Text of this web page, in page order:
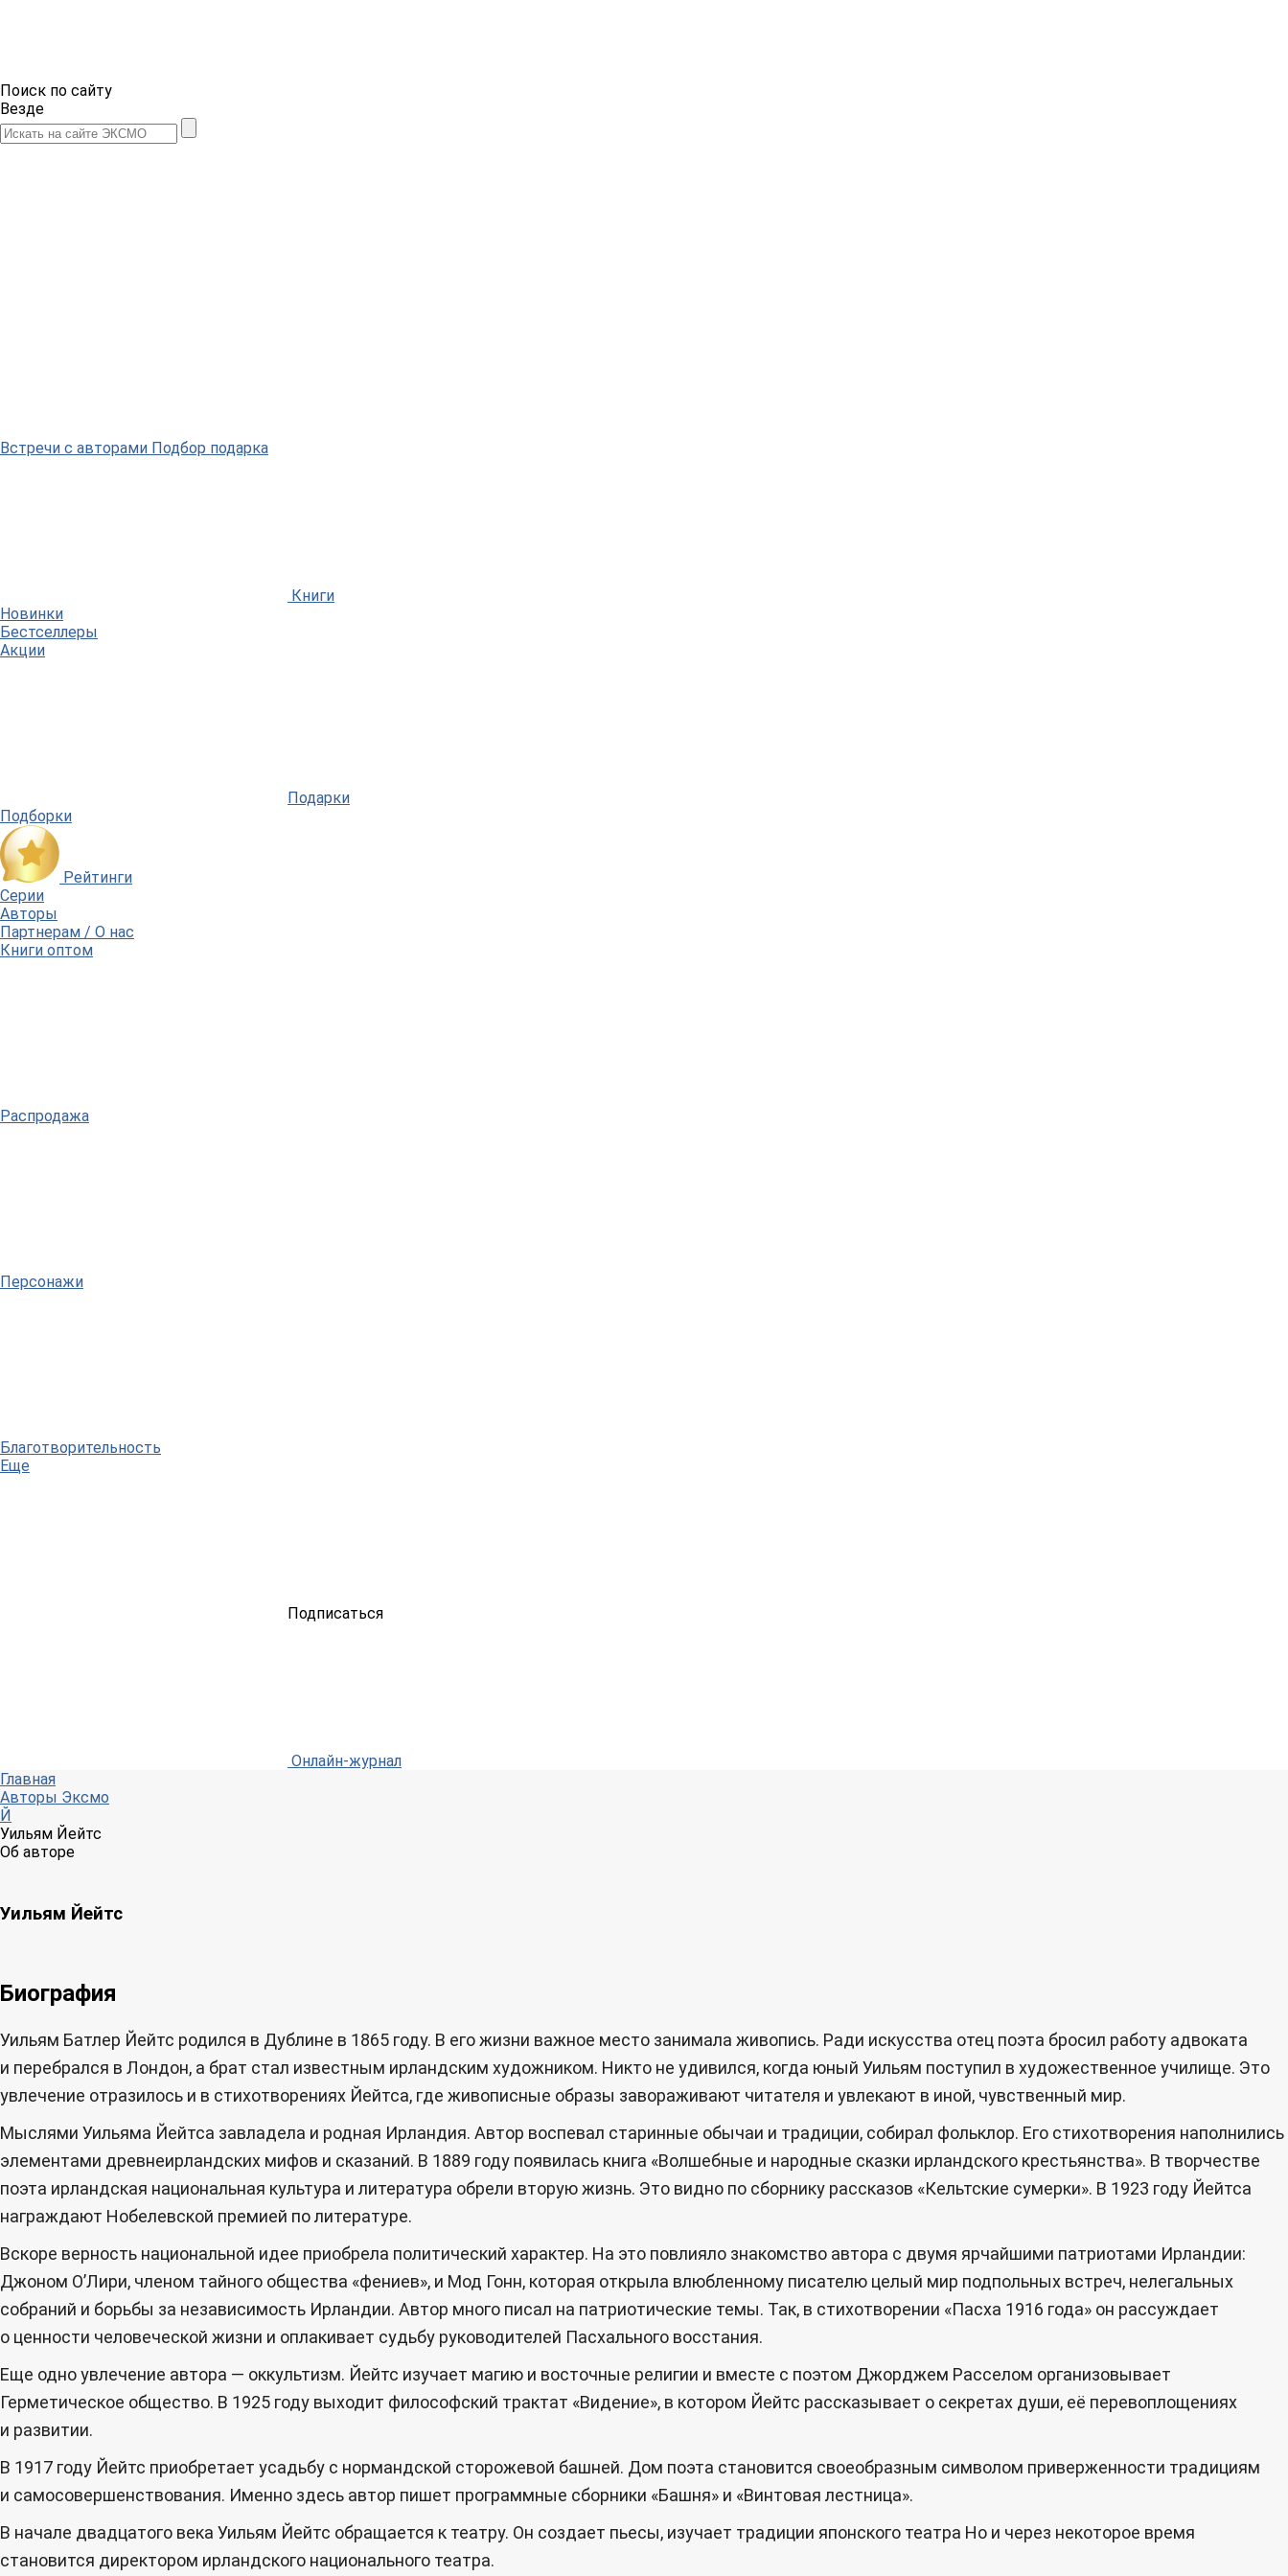
Поиск по сайту
Везде
Встречи с авторами Подбор подарка
Книги
Новинки
Бестселлеры
Акции
Подарки
Подборки
Рейтинги
Серии
Авторы
Партнерам / О нас
Книги оптом
Распродажа
Персонажи
Благотворительность
Еще
Подписаться
Онлайн-журнал
Главная
Авторы Эксмо
Й
Уильям Йейтс
Об авторе
Уильям Йейтс
Биография
Уильям Батлер Йейтс родился в Дублине в 1865 году. В его жизни важное место занимала живопись. Ради искусства отец поэта бросил работу адвоката
и перебрался в Лондон, а брат стал известным ирландским художником. Никто не удивился, когда юный Уильям поступил в художественное училище. Это
увлечение отразилось и в стихотворениях Йейтса, где живописные образы завораживают читателя и увлекают в иной, чувственный мир.
Мыслями Уильяма Йейтса завладела и родная Ирландия. Автор воспевал старинные обычаи и традиции, собирал фольклор. Его стихотворения наполнились
элементами древнеирландских мифов и сказаний. В 1889 году появилась книга «Волшебные и народные сказки ирландского крестьянства». В творчестве
поэта ирландская национальная культура и литература обрели вторую жизнь. Это видно по сборнику рассказов «Кельтские сумерки». В 1923 году Йейтса
награждают Нобелевской премией по литературе.
Вскоре верность национальной идее приобрела политический характер. На это повлияло знакомство автора с двумя ярчайшими патриотами Ирландии:
Джоном О’Лири, членом тайного общества «фениев», и Мод Гонн, которая открыла влюбленному писателю целый мир подпольных встреч, нелегальных
собраний и борьбы за независимость Ирландии. Автор много писал на патриотические темы. Так, в стихотворении «Пасха 1916 года» он рассуждает
о ценности человеческой жизни и оплакивает судьбу руководителей Пасхального восстания.
Еще одно увлечение автора — оккультизм. Йейтс изучает магию и восточные религии и вместе с поэтом Джорджем Расселом организовывает
Герметическое общество. В 1925 году выходит философский трактат «Видение», в котором Йейтс рассказывает о секретах души, её перевоплощениях
и развитии.
В 1917 году Йейтс приобретает усадьбу с нормандской сторожевой башней. Дом поэта становится своеобразным символом приверженности традициям
и самосовершенствования. Именно здесь автор пишет программные сборники «Башня» и «Винтовая лестница».
В начале двадцатого века Уильям Йейтс обращается к театру. Он создает пьесы, изучает традиции японского театра Но и через некоторое время
становится директором ирландского национального театра.